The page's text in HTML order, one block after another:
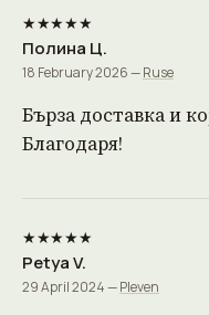
★★★★★
Полина Ц.
18 February 2026 —Ruse
Бърза доставка и
Благодаря!
★★★★★
Petya V.
29 April 2024 —Pleven